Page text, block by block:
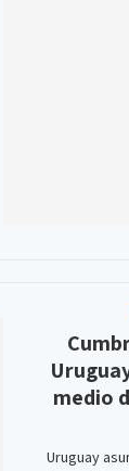
medio
Uruguay